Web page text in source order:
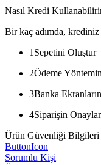
Nasıl Kredi
Bir kaç adımda, krediniz
1 Sepetini Oluştur
2Ödeme
3Banka
4Siparişin
Ürün Güvenliği Bilgileri
ButtonIcon
Sorumlu Kişi